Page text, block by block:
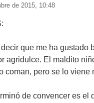
de 2015, 10:48
que me ha gustado
agridulce. El maldito
coman, pero se lo
de convencer es